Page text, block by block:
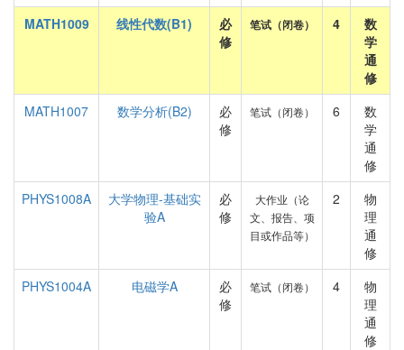
MATH1009
线性代数(B1)
必
修
笔试（闭卷） 4
数
学
通
修
MATH1007
数学分析(B2)
必
修
笔试（闭卷） 6
数
学
通
修
PHYS1008A
大学物理-基础实
验A
必
修
大作业（论
文、报告、项
目或作品等）
2
物
理
通
修
PHYS1004A
电磁学A
必
修
笔试（闭卷） 4
物
理
通
修